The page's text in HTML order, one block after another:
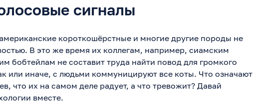
сигналы
короткошёрстные и многие другие породы не
В это же время их коллегам, например, сиамским
бобтейлам не составит труда найти повод для громкого
или иначе, с людьми коммуницируют все коты. Что означают
что их на самом деле радует, а что тревожит? Давай
вместе.